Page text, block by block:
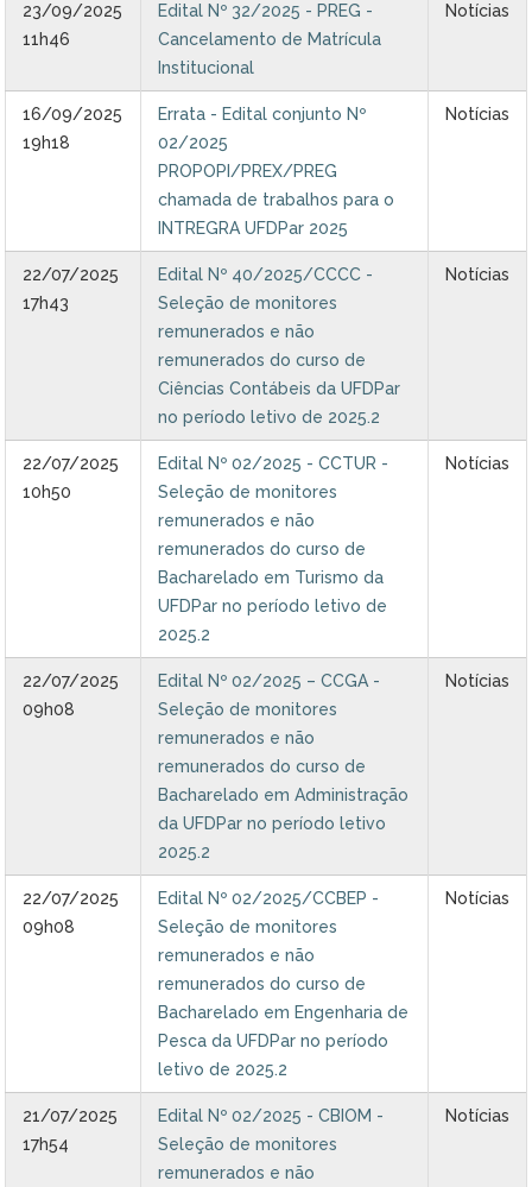
23/09/2025
11h46
Edital Nº 32/2025 - PREG -
Cancelamento de Matrícula
Institucional
Notícias
16/09/2025
19h18
Errata - Edital conjunto Nº
02/2025
PROPOPI/PREX/PREG
chamada de trabalhos para o
INTREGRA UFDPar 2025
Notícias
22/07/2025
17h43
Edital Nº 40/2025/CCCC -
Seleção de monitores
remunerados e não
remunerados do curso de
Ciências Contábeis da UFDPar
no período letivo de 2025.2
Notícias
22/07/2025
10h50
Edital Nº 02/2025 - CCTUR -
Seleção de monitores
remunerados e não
remunerados do curso de
Bacharelado em Turismo da
UFDPar no período letivo de
2025.2
Notícias
22/07/2025
09h08
Edital Nº 02/2025 – CCGA -
Seleção de monitores
remunerados e não
remunerados do curso de
Bacharelado em Administração
da UFDPar no período letivo
2025.2
Notícias
22/07/2025
09h08
Edital Nº 02/2025/CCBEP -
Seleção de monitores
remunerados e não
remunerados do curso de
Bacharelado em Engenharia de
Pesca da UFDPar no período
letivo de 2025.2
Notícias
21/07/2025
17h54
Edital Nº 02/2025 - CBIOM -
Seleção de monitores
remunerados e não
Notícias